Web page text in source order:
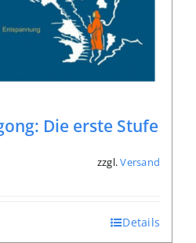
Die erste Stufe
zzgl.Versand
Details